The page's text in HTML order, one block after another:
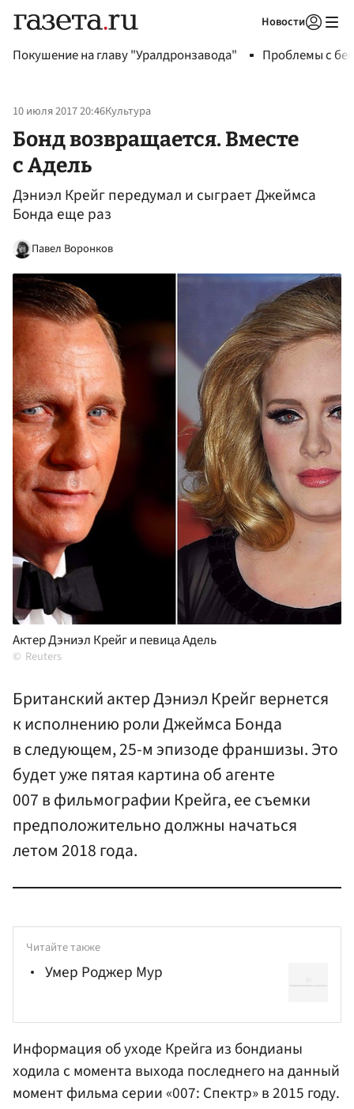
Новости
Покушение на главу "Уралдронзавода" Проблемы с
10 июля 2017 20:46Культура
Бонд возвращается. Вместе
с Адель
Дэниэл Крейг передумал и сыграет Джеймса
Бонда еще раз
Павел Воронков
Актер Дэниэл Крейг и певица Адель
Reuters
Британский актер Дэниэл Крейг вернется
к исполнению роли Джеймса Бонда
в следующем, 25-м эпизоде франшизы. Это
будет уже пятая картина об агенте
007 в фильмографии Крейга, ее съемки
предположительно должны начаться
летом 2018 года.
Читайте также
Умер Роджер Мур
Информация об уходе Крейга из бондианы
ходила с момента выхода последнего на данный
момент фильма серии «007: Спектр» в 2015 году.